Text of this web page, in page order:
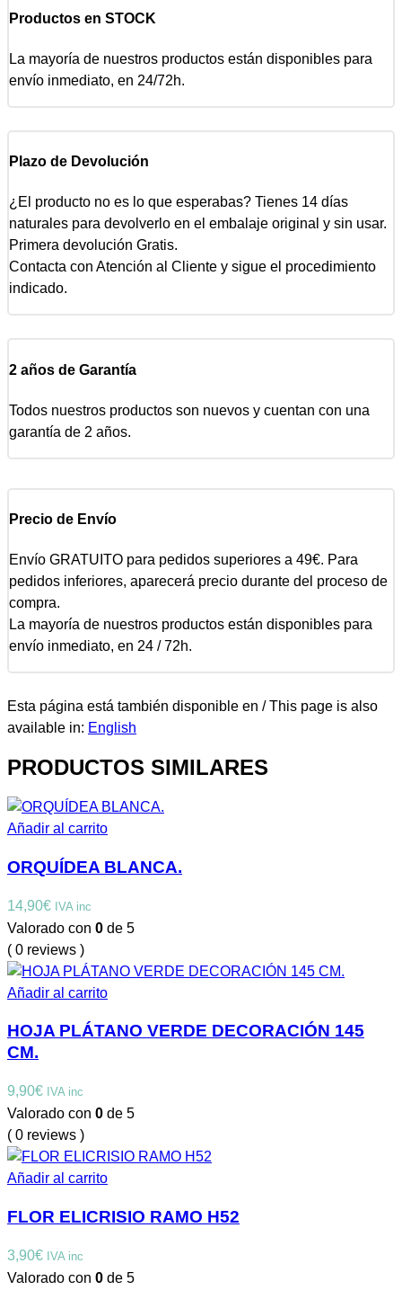
Productos en STOCK
La mayoría de nuestros productos están disponibles para
envío inmediato, en 24/72h.
Plazo de Devolución
¿El producto no es lo que esperabas? Tienes 14 días
naturales para devolverlo en el embalaje original y sin usar.
Primera devolución Gratis.
Contacta con Atención al Cliente y sigue el procedimiento
indicado.
2 años de Garantía
Todos nuestros productos son nuevos y cuentan con una
garantía de 2 años.
Precio de Envío
Envío GRATUITO para pedidos superiores a 49€. Para
pedidos inferiores, aparecerá precio durante del proceso de
compra.
La mayoría de nuestros productos están disponibles para
envío inmediato, en 24 / 72h.
Esta página está también disponible en / This page is also
available in: English
PRODUCTOS SIMILARES
Añadir al carrito
ORQUÍDEA BLANCA.
14,90€ IVA inc
Valorado con 0 de 5
( 0 reviews )
Añadir al carrito
HOJA PLÁTANO VERDE DECORACIÓN 145
CM.
9,90€ IVA inc
Valorado con 0 de 5
( 0 reviews )
Añadir al carrito
FLOR ELICRISIO RAMO H52
3,90€ IVA inc
Valorado con 0 de 5